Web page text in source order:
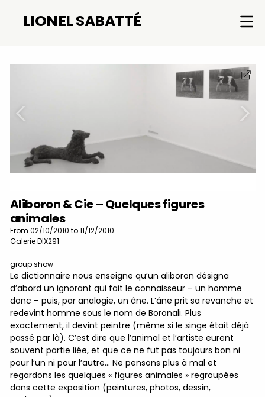
content
LIONEL SABATTÉ
Aliboron & Cie – Quelques figures
animales
From 02/10/2010 to 11/12/2010
Galerie DIX291
group show
Le dictionnaire nous enseigne qu’un aliboron désigna
d’abord un ignorant qui fait le connaisseur – un homme
donc – puis, par analogie, un âne. L’âne prit sa revanche et
redevint homme sous le nom de Boronali. Plus
exactement, il devint peintre (même si le singe était déjà
passé par là). C’est dire que l’animal et l’artiste eurent
souvent partie liée, et que ce ne fut pas toujours bon ni
pour l’un ni pour l’autre… Ne pensons plus à mal et
regardons les quelques « figures animales » regroupées
dans cette exposition (peintures, photos, dessin,